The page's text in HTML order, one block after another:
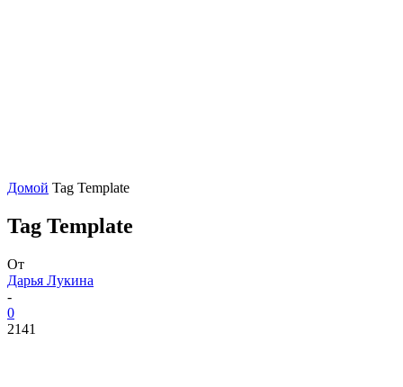
Домой Tag Template
Tag Template
От
Дарья Лукина
-
0
2141